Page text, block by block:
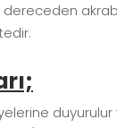
duyurulur